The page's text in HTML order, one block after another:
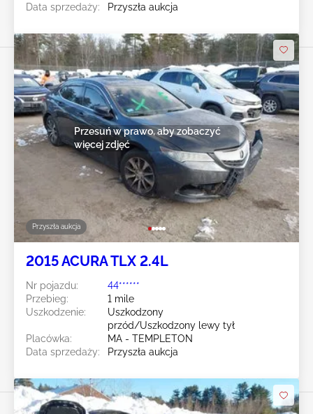
Data sprzedaży:
Przyszła aukcja
Przyszła aukcja
Przesuń w prawo, aby zobaczyć
więcej zdjęć
2015 ACURA TLX 2.4L
Nr pojazdu:
44******
Przebieg:
1 mile
Uszkodzenie:
Uszkodzony
przód/Uszkodzony lewy tył
Placówka:
MA - TEMPLETON
Data sprzedaży:
Przyszła aukcja